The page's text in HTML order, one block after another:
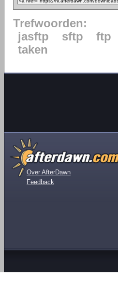
Trefwoorden:
jasftp
sftp ftp
taken
Over AfterDawn
Feedback